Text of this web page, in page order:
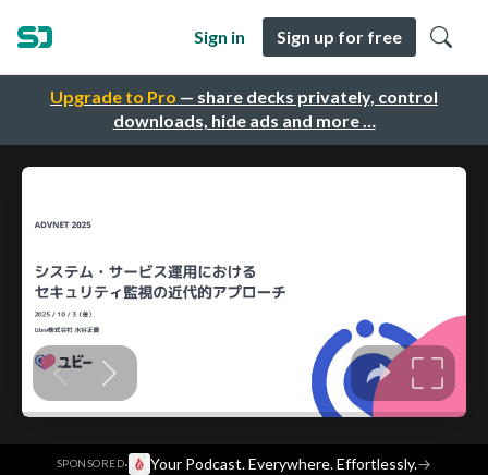
Upgrade to Pro — share decks privately, control
downloads, hide ads and more …
Sign in Sign up for free
SPONSORED· Your Podcast. Everywhere. Effortlessly.→